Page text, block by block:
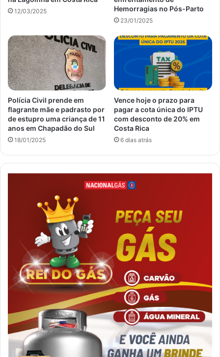
12/03/2025
Hemorragias no Pós-Parto
23/01/2025
Polícia Civil prende em
flagrante mãe e padrasto por
de estupro uma criança de 11
anos em Chapadão do Sul
18/01/2025
Vence hoje o prazo para
pagar a cota única do IPTU
com desconto de 20% em
Costa Rica
6 dias atrás